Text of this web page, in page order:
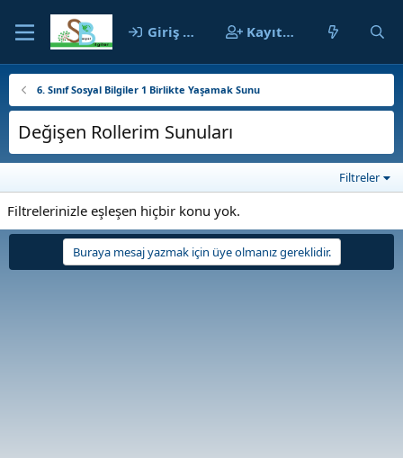
Giriş yap Kayıt ol
6. Sınıf Sosyal Bilgiler 1 Birlikte Yaşamak Sunu
Değişen Rollerim Sunuları
Filtreler
Filtrelerinizle eşleşen hiçbir konu yok.
Buraya mesaj yazmak için üye olmanız gereklidir.